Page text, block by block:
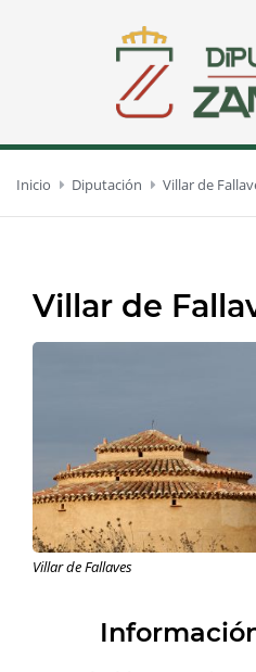
Inicio Diputación Villar de
Villar de
Villar de Fallaves